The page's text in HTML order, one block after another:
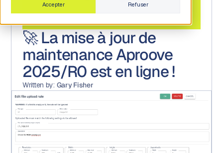
Accepter
Refuser
🚀 La mise à jour de
maintenance Aproove
2025/R0 est en ligne !
Written by: Gary Fisher